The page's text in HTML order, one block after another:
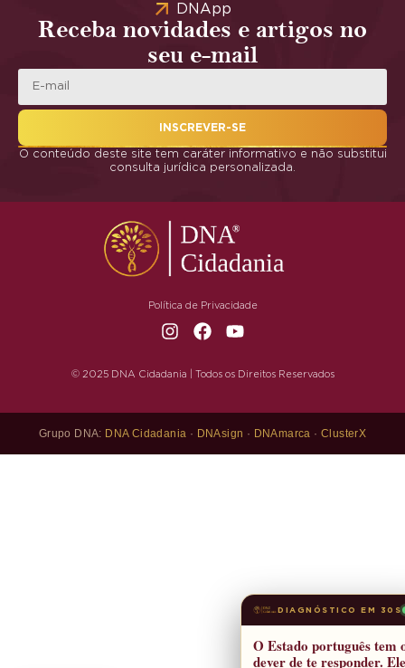
DNApp
Receba novidades e artigos no
seu e-mail
INSCREVER-SE
O conteúdo deste site tem caráter informativo e não substitui
consulta jurídica personalizada.
© 2025 DNA Cidadania | Todos os Direitos Reservados
Política de Privacidade
Grupo DNA: DNA Cidadania · DNAsign · DNAmarca ·ClusterX
DIAGNÓSTICO EM 30S
O Estado português tem
dever de te responder. Ele